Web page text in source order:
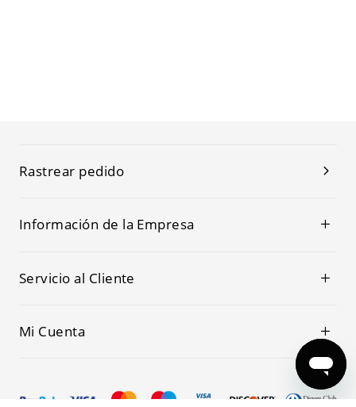
Rastrear pedido
Información de la Empresa
Servicio al Cliente
Mi Cuenta